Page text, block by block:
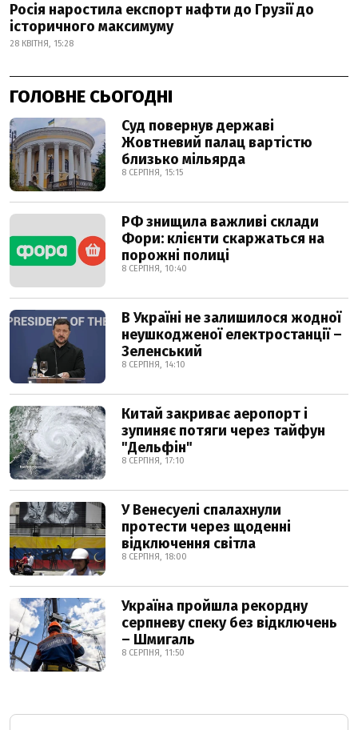
Росія наростила експорт нафти до Грузії до
історичного максимуму
28 КВІТНЯ, 15:28
ГОЛОВНЕ СЬОГОДНІ
Суд повернув державі
Жовтневий палац вартістю
близько мільярда
8 СЕРПНЯ, 15:15
РФ знищила важливі склади
Фори: клієнти скаржаться на
порожні полиці
8 СЕРПНЯ, 10:40
В Україні не залишилося жодної
неушкодженої електростанції –
Зеленський
8 СЕРПНЯ, 14:10
Китай закриває аеропорт і
зупиняє потяги через тайфун
"Дельфін"
8 СЕРПНЯ, 17:10
У Венесуелі спалахнули
протести через щоденні
відключення світла
8 СЕРПНЯ, 18:00
Україна пройшла рекордну
серпневу спеку без відключень
– Шмигаль
8 СЕРПНЯ, 11:50